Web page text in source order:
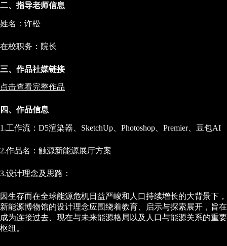
二、指导老师信息
姓名：许松
在校职务：院长
三、作品社媒链接
点击查看完整作品
四、作品信息
1.工作流：D5渲染器、SketchUp、Photoshop、Premier、豆包AI
2.作品名：触源新能源展厅方案
3.设计理念及思路：
因生存而在全球能源危机日益严峻和人口持续增长的大背景下，
新能源博物馆的设计理念应围绕着教育、启示与探索展开，旨在
成为连接过去、现在与未来能源格局以及人口与能源关系的重要
枢纽。